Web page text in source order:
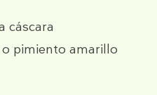
cáscara
o pimiento amarillo